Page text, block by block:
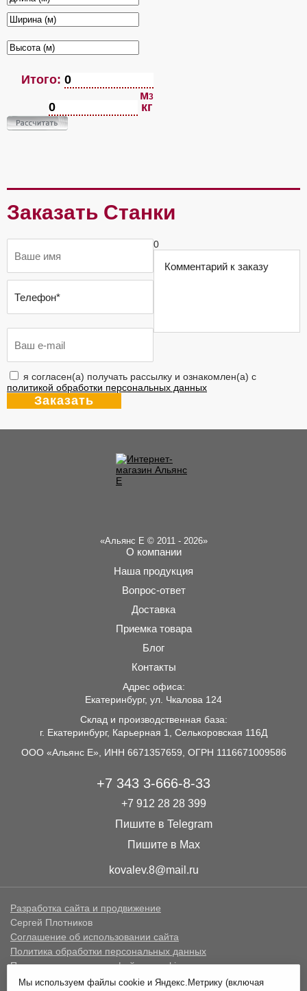
Итого:
м3
кг
Заказать Станки
0
я согласен(а) получать рассылку и ознакомлен(а) с
политикой обработки персональных данных
«Альянс Е © 2011 - 2026»
О компании
Наша продукция
Вопрос-ответ
Доставка
Приемка товара
Блог
Контакты
Адрес офиса:
Екатеринбург, ул. Чкалова 124
Склад и производственная база:
г. Екатеринбург, Карьерная 1, Селькоровская 116Д
ООО «Альянс Е», ИНН 6671357659, ОГРН 1116671009586
+7 343 3-666-8-33
+7 912 28 28 399
Пишите в Telegram
Пишите в Max
kovalev.8@mail.ru
Соглашение об использовании сайта
Политика обработки персональных данных
Политика в отношении файлов cookie
Разработка сайта и продвижение
Сергей Плотников
Мы используем файлы cookie и Яндекс.Метрику (включая